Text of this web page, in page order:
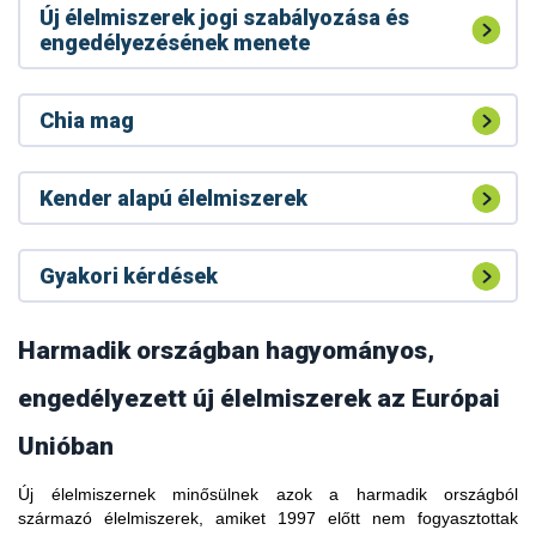
Új élelmiszerek jogi szabályozása és
engedélyezésének menete
Chia mag
Kender alapú élelmiszerek
Gyakori kérdések
Harmadik országban hagyományos,
engedélyezett új élelmiszerek az Európai
Unióban
Új élelmiszernek minősülnek azok a harmadik országból
származó élelmiszerek, amiket 1997 előtt nem fogyasztottak
A kávélevélből készült forrázatot (tea) hagyományos italként
fogyasztják Etiópiában, Dél-Szudánban, Libériában,